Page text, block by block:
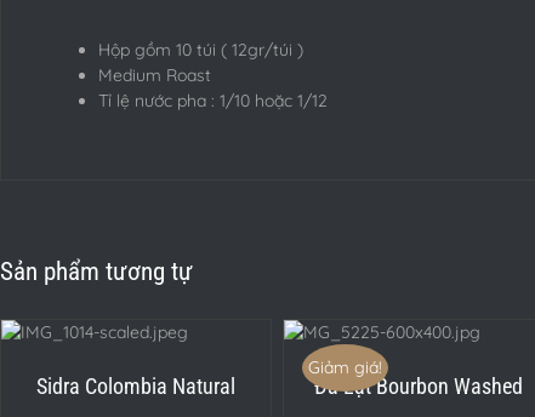
Hộp gồm 10 túi ( 12gr/túi )
Medium Roast
Tỉ lệ nước pha : 1/10 hoặc 1/12
Sản phẩm tương tự
Sidra Colombia Natural
Giảm giá!
CHỌN /
Đà Lạt Bourbon Washed